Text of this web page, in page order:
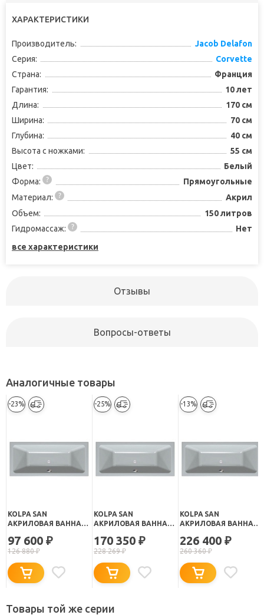
ХАРАКТЕРИСТИКИ
Производитель:
Jacob Delafon
Серия:
Corvette
Страна:
Франция
Гарантия:
10 лет
Длина:
170 см
Ширина:
70 см
Глубина:
40 см
Высота с ножками:
55 см
Цвет:
Белый
Форма:
Прямоугольные
Материал:
Акрил
Объем:
150 литров
Гидромассаж:
Нет
все характеристики
Отзывы
Вопросы-ответы
Аналогичные товары
-23%
KOLPA SAN
АКРИЛОВАЯ ВАННА
97 600 ₽
126 880₽
-25%
KOLPA SAN
АКРИЛОВАЯ ВАННА
170X80
170 350 ₽
228 269₽
-13%
KOLPA SAN
АКРИЛОВАЯ ВАННА
170X80
226 400 ₽
260 360₽
Товары той же серии